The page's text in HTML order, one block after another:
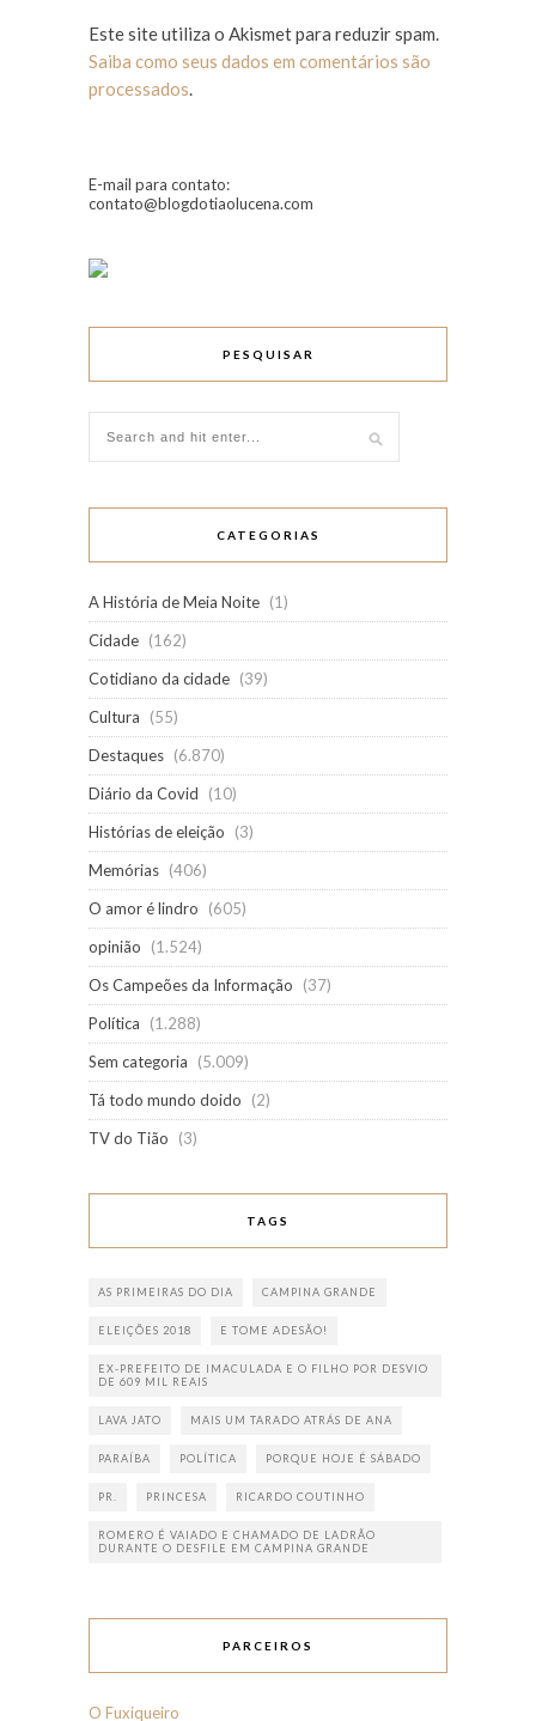
Este site utiliza o Akismet para reduzir spam.
Saiba como seus dados em comentários são
processados.
E-mail para contato:
contato@blogdotiaolucena.com
PESQUISAR
CATEGORIAS
A História de Meia Noite (1)
Cidade (162)
Cotidiano da cidade (39)
Cultura
(55)
Destaques (6.870)
Diário da Covid
(10)
Histórias de eleição
(3)
Memórias (406)
O amor é lindro
(605)
opinião
(1.524)
Os Campeões da Informação
(37)
Política
(1.288)
Sem categoria
(5.009)
Tá todo mundo doido
(2)
TV do Tião
(3)
TAGS
AS PRIMEIRAS DO DIA CAMPINA GRANDE
ELEIÇÕES 2018 E TOME ADESÃO!
EX-PREFEITO DE IMACULADA E O FILHO POR DESVIO
DE 609 MIL REAIS
LAVA JATO MAIS UM TARADO ATRÁS DE ANA
PARAÍBA POLÍTICA PORQUE HOJE É SÁBADO
PR. PRINCESA RICARDO COUTINHO
ROMERO É VAIADO E CHAMADO DE LADRÃO
DURANTE O DESFILE EM CAMPINA GRANDE
PARCEIROS
O Fuxiqueiro